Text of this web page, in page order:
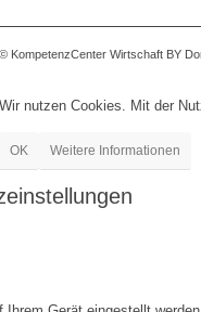
© KompetenzCenter Wirtschaft BY
Wir nutzen Cookies. Mit der
OK Weitere Informationen